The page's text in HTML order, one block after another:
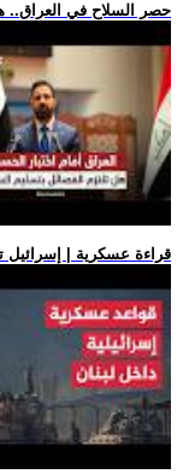
.. حصر السلاح في
.. قراءة عسكرية | إسرائيل